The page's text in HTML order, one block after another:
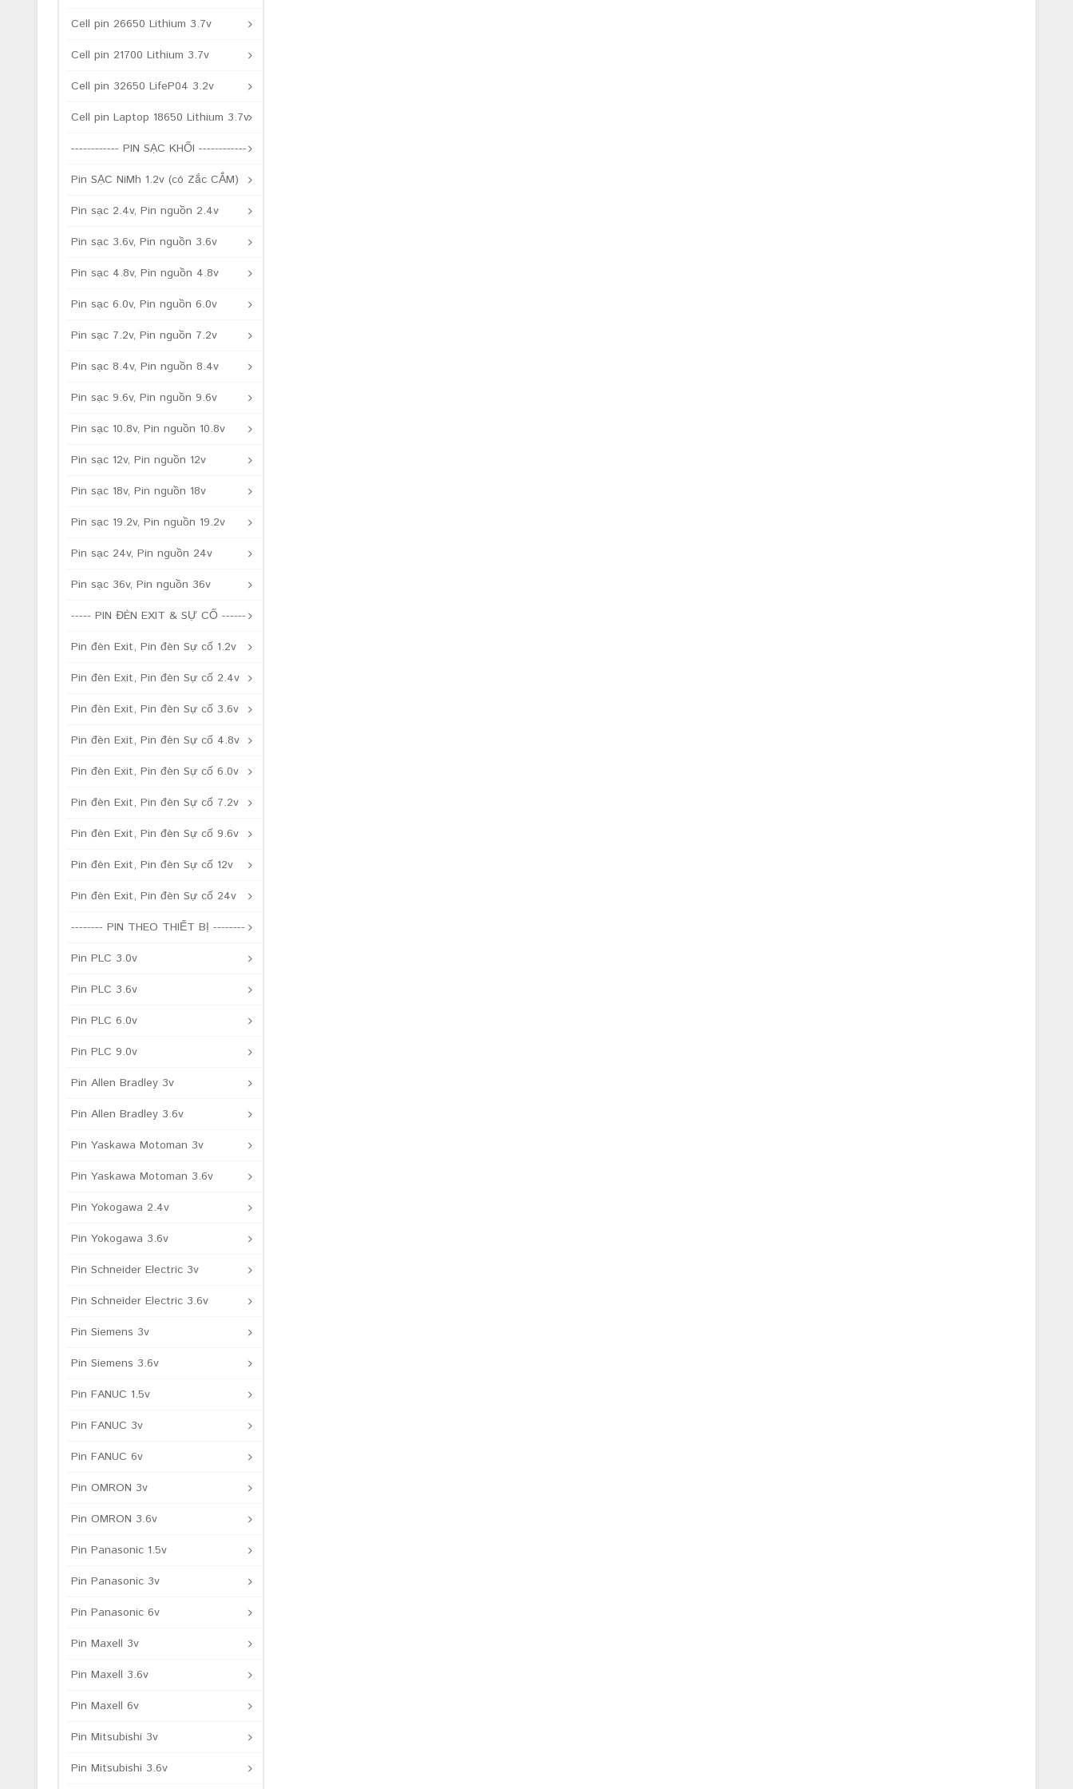
Cell pin 26650 Lithium 3.7v
Cell pin 21700 Lithium 3.7v
Cell pin 32650 LifeP04 3.2v
Cell pin Laptop 18650 Lithium 3.7v
------------ PIN SẠC KHỐI ------------
Pin SẠC NiMh 1.2v (có Zắc CẮM)
Pin sạc 2.4v, Pin nguồn 2.4v
Pin sạc 3.6v, Pin nguồn 3.6v
Pin sạc 4.8v, Pin nguồn 4.8v
Pin sạc 6.0v, Pin nguồn 6.0v
Pin sạc 7.2v, Pin nguồn 7.2v
Pin sạc 8.4v, Pin nguồn 8.4v
Pin sạc 9.6v, Pin nguồn 9.6v
Pin sạc 10.8v, Pin nguồn 10.8v
Pin sạc 12v, Pin nguồn 12v
Pin sạc 18v, Pin nguồn 18v
Pin sạc 19.2v, Pin nguồn 19.2v
Pin sạc 24v, Pin nguồn 24v
Pin sạc 36v, Pin nguồn 36v
----- PIN ĐÈN EXIT & SỰ CỐ ------
Pin đèn Exit, Pin đèn Sự cố 1.2v
Pin đèn Exit, Pin đèn Sự cố 2.4v
Pin đèn Exit, Pin đèn Sự cố 3.6v
Pin đèn Exit, Pin đèn Sự cố 4.8v
Pin đèn Exit, Pin đèn Sự cố 6.0v
Pin đèn Exit, Pin đèn Sự cố 7.2v
Pin đèn Exit, Pin đèn Sự cố 9.6v
Pin đèn Exit, Pin đèn Sự cố 12v
Pin đèn Exit, Pin đèn Sự cố 24v
-------- PIN THEO THIẾT BỊ --------
Pin PLC 3.0v
Pin PLC 3.6v
Pin PLC 6.0v
Pin PLC 9.0v
Pin Allen Bradley 3v
Pin Allen Bradley 3.6v
Pin Yaskawa Motoman 3v
Pin Yaskawa Motoman 3.6v
Pin Yokogawa 2.4v
Pin Yokogawa 3.6v
Pin Schneider Electric 3v
Pin Schneider Electric 3.6v
Pin Siemens 3v
Pin Siemens 3.6v
Pin FANUC 1.5v
Pin FANUC 3v
Pin FANUC 6v
Pin OMRON 3v
Pin OMRON 3.6v
Pin Panasonic 1.5v
Pin Panasonic 3v
Pin Panasonic 6v
Pin Maxell 3v
Pin Maxell 3.6v
Pin Maxell 6v
Pin Mitsubishi 3v
Pin Mitsubishi 3.6v